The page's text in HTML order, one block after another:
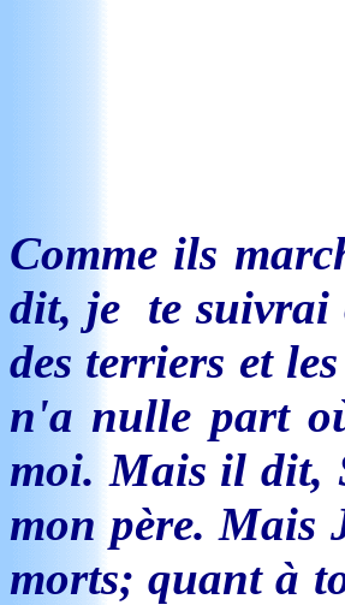
Comme ils
dit, je te suivrai
des terriers et
n'a nulle part
moi. Mais il dit,
mon père. Mais
morts; quant à